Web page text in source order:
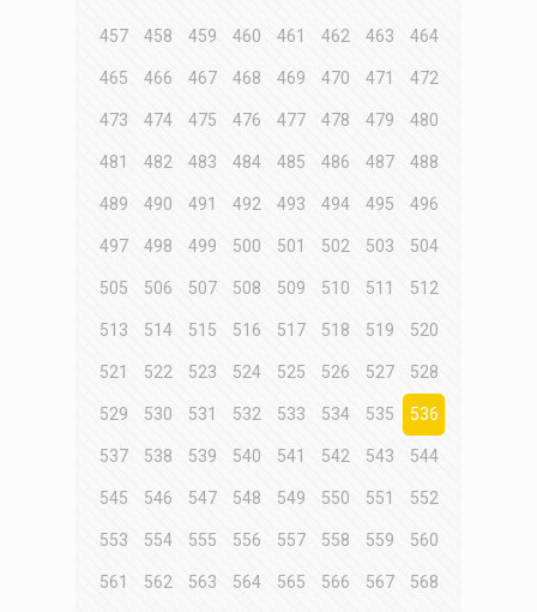
457 458 459 460 461 462 463 464
465 466 467 468 469 470 471 472
473 474 475 476 477 478 479 480
481 482 483 484 485 486 487 488
489 490 491 492 493 494 495 496
497 498 499 500 501 502 503 504
505 506 507 508 509 510 511 512
513 514 515 516 517 518 519 520
521 522 523 524 525 526 527 528
529 530 531 532 533 534 535 536
537 538 539 540 541 542 543 544
545 546 547 548 549 550 551 552
553 554 555 556 557 558 559 560
561 562 563 564 565 566 567 568